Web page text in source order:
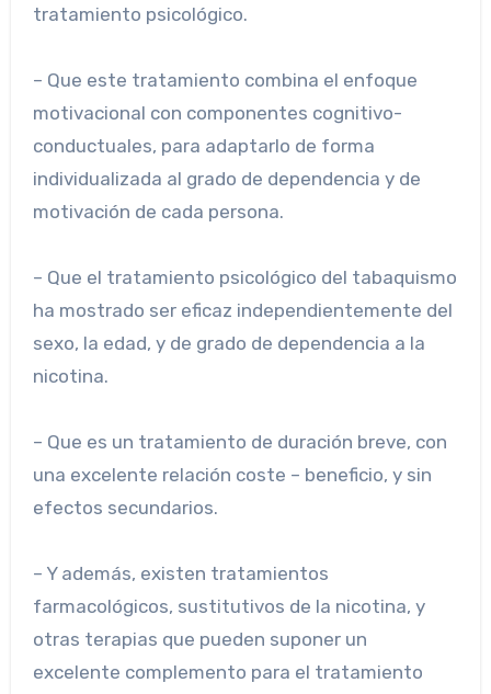
tratamiento psicológico.
– Que este tratamiento combina el enfoque
motivacional con componentes cognitivo-
conductuales, para adaptarlo de forma
individualizada al grado de dependencia y de
motivación de cada persona.
– Que el tratamiento psicológico del tabaquismo
ha mostrado ser eficaz independientemente del
sexo, la edad, y de grado de dependencia a la
nicotina.
– Que es un tratamiento de duración breve, con
una excelente relación coste – beneficio, y sin
efectos secundarios.
– Y además, existen tratamientos
farmacológicos, sustitutivos de la nicotina, y
otras terapias que pueden suponer un
excelente complemento para el tratamiento